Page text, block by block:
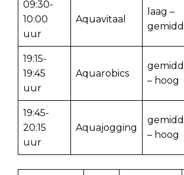
09:30-
10:00
uur
Aquavitaal
laag –
19:15-
19:45
uur
Aquarobics
– hoog
19:45-
20:15
uur
Aquajogging
– hoog